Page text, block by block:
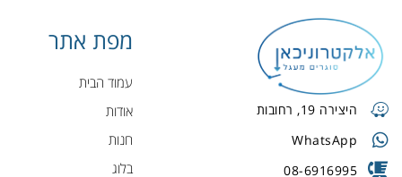
היצירה 19, רחובות
WhatsApp
08-6916995
מפת אתר
עמוד הבית
אודות
חנות
בלוג